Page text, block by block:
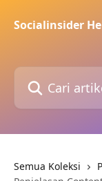
Socialinsider
Cari artikel...
Semua Koleksi